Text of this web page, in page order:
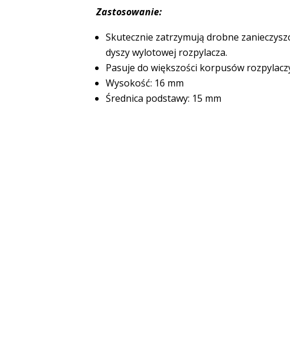
Zastosowanie:
Skutecznie zatrzymują drobne
dyszy wylotowej rozpylacza.
Pasuje do większości korpusów
Wysokość: 16 mm
Średnica podstawy: 15 mm